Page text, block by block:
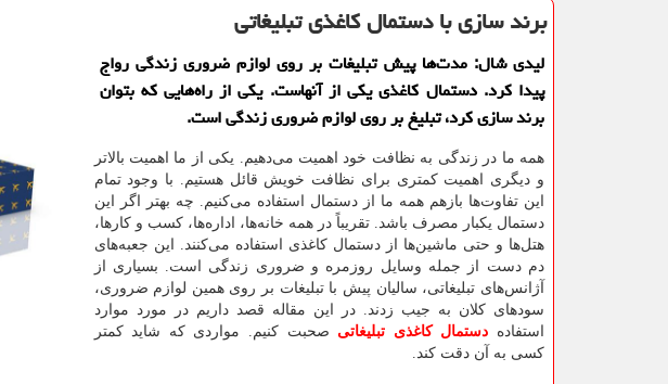
برند سازی با دستمال كاغذی تبلیغاتی
لیدی شال: مدت‌ها پیش تبلیغات بر روی لوازم ضروری زندگی رواج
پیدا كرد. دستمال كاغذی یكی از آنهاست. یكی از راه‌هایی كه بتوان
برند سازی كرد، تبلیغ بر روی لوازم ضروری زندگی است.
همه ما در زندگی به نظافت خود اهمیت می‌دهیم. یکی از ما اهمیت بالاتر
و دیگری اهمیت کمتری برای نظافت خویش قائل هستیم. با وجود تمام
این تفاوت‌ها بازهم همه ما از دستمال استفاده می‌کنیم. چه بهتر اگر این
دستمال یکبار مصرف باشد. تقریباً در همه خانه‌ها، اداره‌ها، کسب و کارها،
هتل‌ها و حتی ماشین‌ها از دستمال کاغذی استفاده می‌کنند. این جعبه‌های
دم دست از جمله وسایل روزمره و ضروری زندگی است. بسیاری از
آژانس‌های تبلیغاتی، سالیان پیش با تبلیغات بر روی همین لوازم ضروری،
سودهای کلان به جیب زدند. در این مقاله قصد داریم در مورد موارد
استفاده دستمال کاغذی تبلیغاتی صحبت کنیم. مواردی که شاید کمتر
کسی به آن دقت کند.